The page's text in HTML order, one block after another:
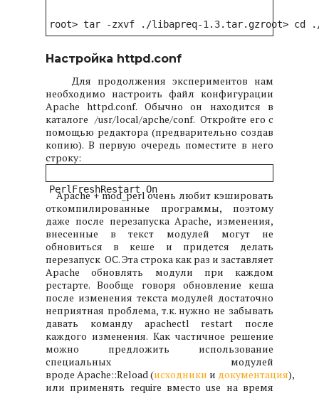
root> tar -zxvf ./libapreq-1.3.tar.gzroot> cd
Настройка httpd.conf
Для продолжения экспериментов нам
необходимо настроить файл конфигурации
Apache httpd.conf. Обычно он находится в
каталоге /usr/local/apche/conf. Откройте его с
помощью редактора (предварительно создав
копию). В первую очередь поместите в него
строку:
PerlFreshRestart On
Apache + mod_perl очень любит кэшировать
откомпилированные программы, поэтому
даже после перезапуска Apache, изменения,
внесенные в текст модулей могут не
обновиться в кеше и придется делать
перезапуск ОС. Эта строка как раз и заставляет
Apache обновлять модули при каждом
рестарте. Вообще говоря обновление кеша
после изменения текста модулей достаточно
неприятная проблема, т.к. нужно не забывать
давать команду apachectl restart после
каждого изменения. Как частичное решение
можно предложить использование
специальных модулей
вроде Apache::Reload (исходники и документация),
или применять require вместо use на время